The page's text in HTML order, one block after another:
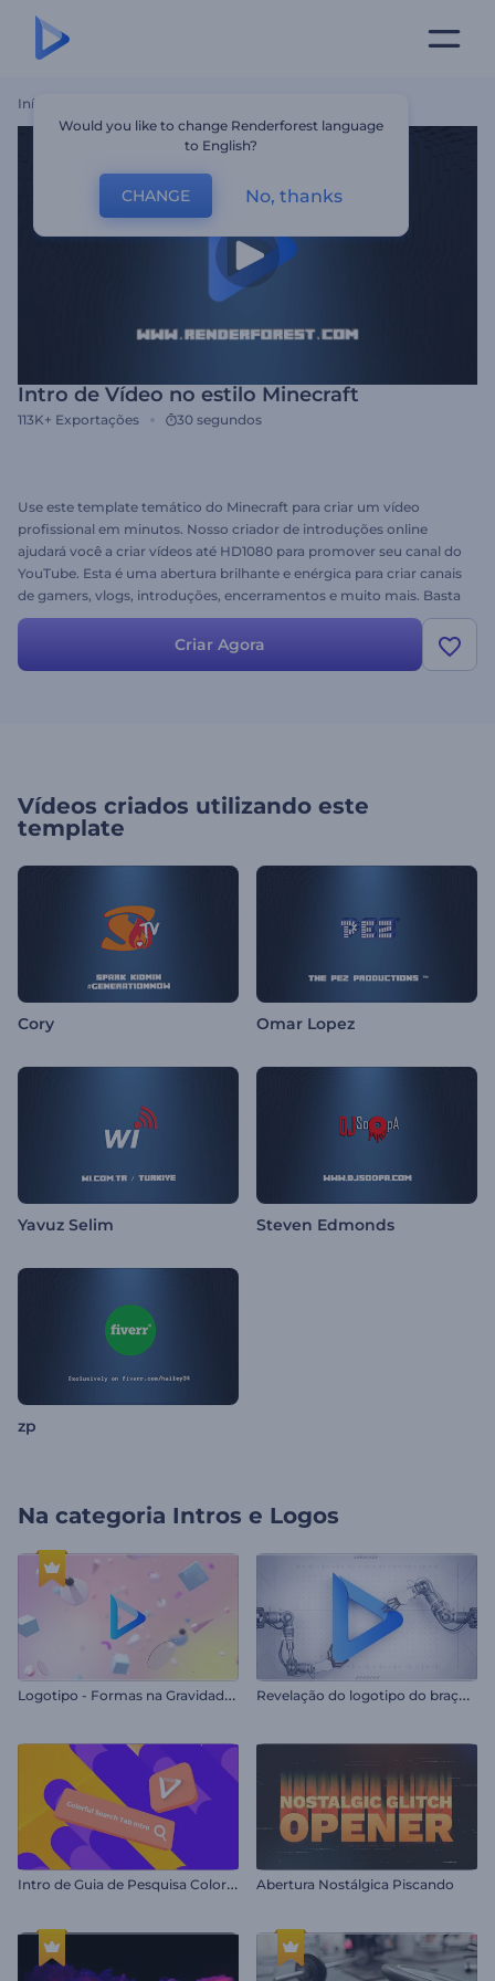
Início
Intro de Vídeo no estilo Minecraft
113K+ Exportações 30 segundos
Use este template temático do Minecraft para criar um vídeo
profissional em minutos. Nosso criador de introduções online
ajudará você a criar vídeos até HD1080 para promover seu canal do
YouTube. Esta é uma abertura brilhante e enérgica para criar canais
de gamers, vlogs, introduções, encerramentos e muito mais. Basta
fazer upload do seu logotipo e ele será mostrado no final do vídeo
com o seu slogan. O template apresenta personagens do Minecraft
e ambiente de 8 bits. Experimente grátis!
Criar Agora
Vídeos criados utilizando este
template
Cory Omar Lopez
Yavuz Selim Steven Edmonds
zp
Na categoria Intros e Logos
L
ogotipo - Formas na Gravidade Zero R
evelação do logotipo do braço robótico
I
ntro de Guia de Pesquisa Colorida Abertura Nostálgica Piscando
Would you like to change Renderforest language
to English?
CHANGE No, thanks